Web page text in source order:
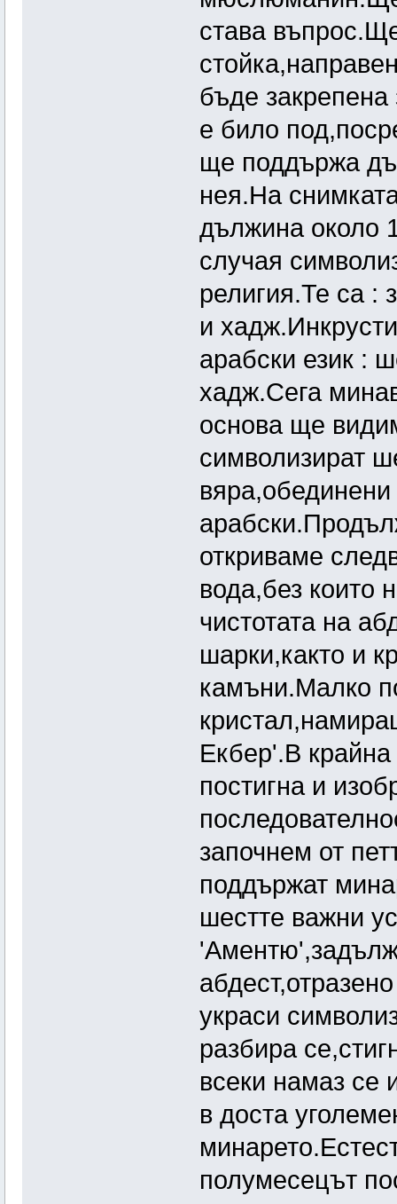
става
бъде закрепена
е било
ще поддържа
нея.На
дължина около
случая
религия.Те са :
и
арабски език :
хадж.Сега
основа ще
символизират
откриваме
вода,без които
чистотата на
шарки,както и
камъни.Малко
Екбер'.В
постигна и
започнем от
поддържат
шестте важни
украси
разбира
всеки намаз се
в доста
полумесецът